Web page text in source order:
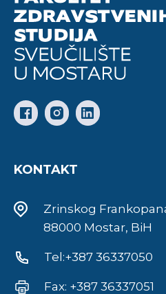
KONTAKT
Zrinskog
88000 Mostar, BiH
Tel:+387 36337050
Fax: +387 36337051